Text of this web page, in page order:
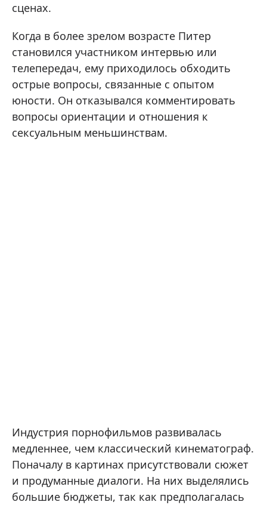
сценах.
Когда в более зрелом возрасте Питер
становился участником интервью или
телепередач, ему приходилось обходить
острые вопросы, связанные с опытом
юности. Он отказывался комментировать
вопросы ориентации и отношения к
сексуальным меньшинствам.
Индустрия порнофильмов развивалась
медленнее, чем классический кинематограф.
Поначалу в картинах присутствовали сюжет
и продуманные диалоги. На них выделялись
большие бюджеты, так как предполагалась